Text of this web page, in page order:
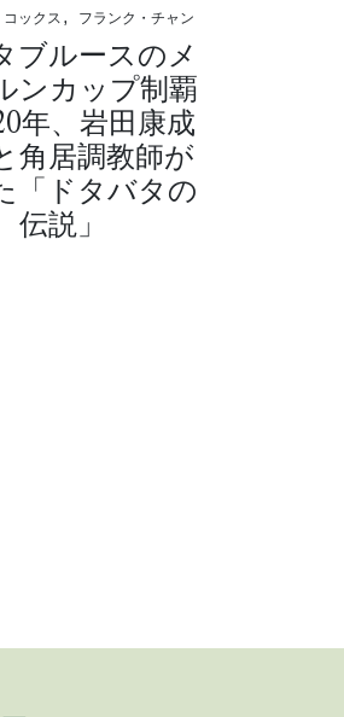
コックス, フランク・チャン
ブルースのメ
ンカップ制覇
年、岩田康成
角居調教師が
「ドタバタの
伝説」